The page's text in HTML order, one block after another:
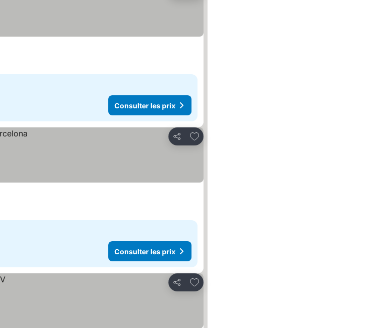
Consulter les prix
Partager
Ajouter à mes favoris
Consulter les prix
Partager
Ajouter à mes favoris